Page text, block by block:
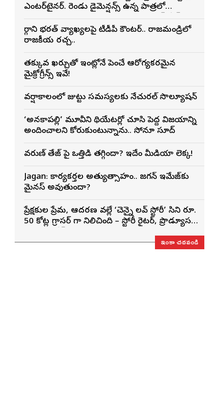
ఎంటర్‌టైనర్. రెండు డైమెన్షన్స్ ఉన్న పాత్రలో
మార్గాని భరత్ వ్యాఖ్యలపై టీడీపీ కౌంటర్.. రాజమండ్రిలో
రాజకీయ రచ్చ..
తక్కువ ఖర్చుతో ఇంట్లోనే పెంచే ఆరోగ్యకరమైన
మైక్రోగ్రీన్స్ ఇవే!
వర్షాకాలంలో జుట్టు సమస్యలకు నేచురల్ సొల్యూషన్
‘అనకాపల్లి’ మూవీని థియేటర్లో చూసి పెద్ద విజయాన్ని
అందించాలని కోరుకుంటున్నాను.. సోనూ సూద్
వరుణ్ తేజ్‌ పై ఒత్తిడి తగ్గిందా? ఇదేం మీడియా లెక్క!
Jagan: కార్యకర్తల అత్యుత్సాహం.. జగన్ ఇమేజ్‌కు
మైనస్ అవుతుందా?
ప్రేక్షకుల ప్రేమ, ఆదరణ వల్లే ‘చెన్నై లవ్ స్టోరీ’ సినిమా రూ.
50 కోట్ల గ్రాసర్ గా నిలిచింది – స్టోరీ రైటర్, ప్రొడ్యూసర్
ఇంకా చదవండి